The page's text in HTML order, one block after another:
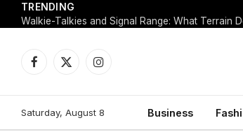
TRENDING
Walkie-Talkies and Signal Range: What Terrain
Facebook
X
Instagram
Saturday, August 8 Business